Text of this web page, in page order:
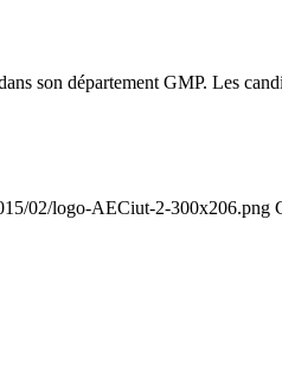
son département GMP. Les
02/logo-AECiut-2-300x206.png